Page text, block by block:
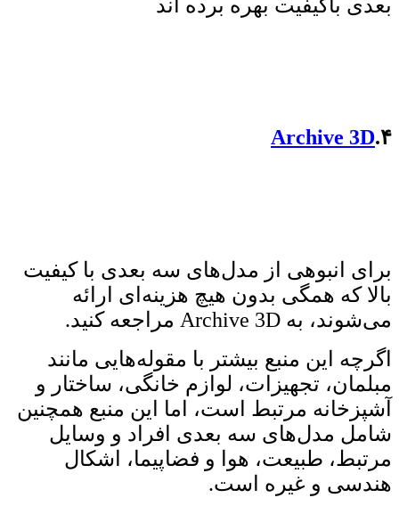
بعدی باکیفیت بهره برده اند
۴. Archive 3D
برای انبوهی از مدل‌های سه بعدی با کیفیت
بالا که همگی بدون هیچ هزینه‌ای ارائه
می‌شوند، به Archive 3D مراجعه کنید.
اگرچه این منبع بیشتر با مقوله‌هایی مانند
مبلمان، تجهیزات، لوازم خانگی، ساختار و
آشپزخانه مرتبط است، اما این منبع همچنین
شامل مدل‌های سه بعدی افراد و وسایل
مرتبط، طبیعت، هوا و فضاپیما، اشکال
هندسی و غیره است.